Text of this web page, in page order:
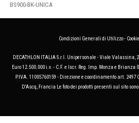
BS900-BK-UNICA
Condizioni Generali di Utilizzo-
DECATHLON ITALIA S.r.l. Unipersonale - Viale Valassina,
Euro 12.500.000 i.v. - C.F. e Iscr. Reg. Imp. Monza e Brianza
P.IVA. 11005760159 - Direzione e coordinamento art. 2497
D'Ascq, Francia Le foto dei prodotti presenti sul sito